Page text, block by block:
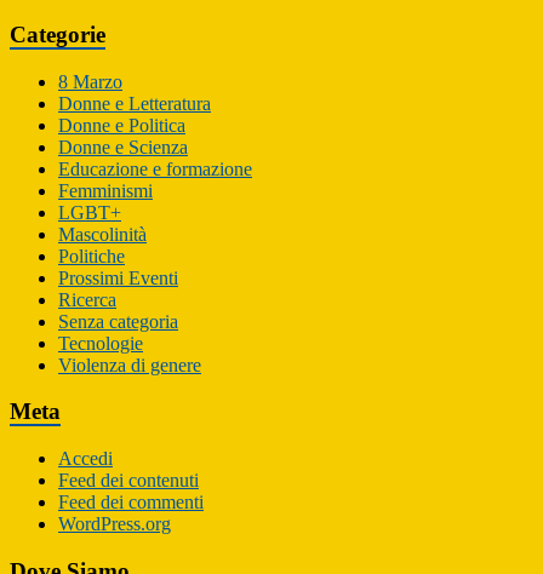
Categorie
8 Marzo
Donne e Letteratura
Donne e Politica
Donne e Scienza
Educazione e formazione
Femminismi
LGBT+
Mascolinità
Politiche
Prossimi Eventi
Ricerca
Senza categoria
Tecnologie
Violenza di genere
Meta
Accedi
Feed dei contenuti
Feed dei commenti
WordPress.org